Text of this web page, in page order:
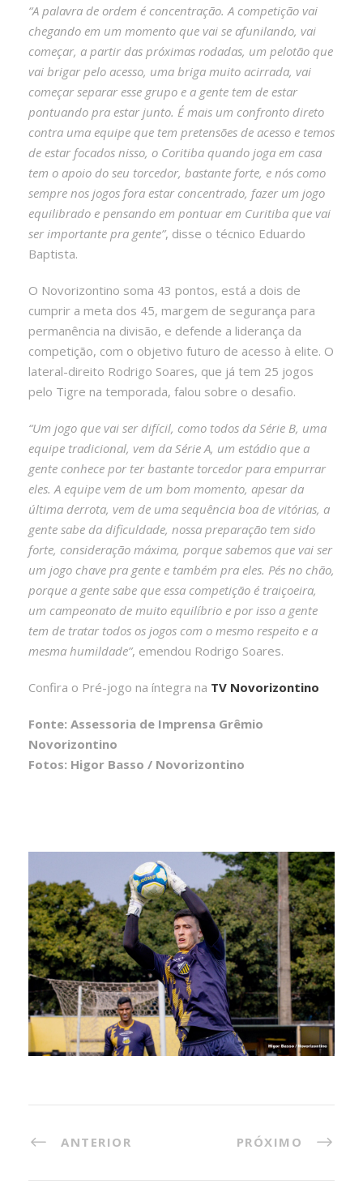
“A palavra de ordem é concentração. A competição vai
chegando em um momento que vai se afunilando, vai
começar, a partir das próximas rodadas, um pelotão que
vai brigar pelo acesso, uma briga muito acirrada, vai
começar separar esse grupo e a gente tem de estar
pontuando pra estar junto. É mais um confronto direto
contra uma equipe que tem pretensões de acesso e temos
de estar focados nisso, o Coritiba quando joga em casa
tem o apoio do seu torcedor, bastante forte, e nós como
sempre nos jogos fora estar concentrado, fazer um jogo
equilibrado e pensando em pontuar em Curitiba que vai
ser importante pra gente”, disse o técnico Eduardo
Baptista.
O Novorizontino soma 43 pontos, está a dois de
cumprir a meta dos 45, margem de segurança para
permanência na divisão, e defende a liderança da
competição, com o objetivo futuro de acesso à elite. O
lateral-direito Rodrigo Soares, que já tem 25 jogos
pelo Tigre na temporada, falou sobre o desafio.
“Um jogo que vai ser difícil, como todos da Série B, uma
equipe tradicional, vem da Série A, um estádio que a
gente conhece por ter bastante torcedor para empurrar
eles. A equipe vem de um bom momento, apesar da
última derrota, vem de uma sequência boa de vitórias, a
gente sabe da dificuldade, nossa preparação tem sido
forte, consideração máxima, porque sabemos que vai ser
um jogo chave pra gente e também pra eles. Pés no chão,
porque a gente sabe que essa competição é traiçoeira,
um campeonato de muito equilíbrio e por isso a gente
tem de tratar todos os jogos com o mesmo respeito e a
mesma humildade”, emendou Rodrigo Soares.
Confira o Pré-jogo na íntegra na TV Novorizontino
Fonte: Assessoria de Imprensa Grêmio
Novorizontino
Fotos: Higor Basso / Novorizontino
ANTERIOR PRÓXIMO